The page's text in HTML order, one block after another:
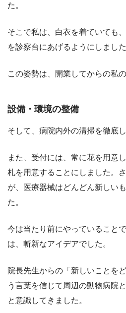
た。
そこで私は、白衣を着ていても
を診察台にあげるようにしました
この姿勢は、開業してからの私
設備・環境の整備
そして、病院内外の清掃を徹底
また、受付には、常に花を用意
札を用意することにしました。
が、医療器械はどんどん新しい
た。
今は当たり前にやっていること
は、斬新なアイデアでした。
院長先生からの「新しいことを
う言葉を信じて周辺の動物病院
と意識してきました。